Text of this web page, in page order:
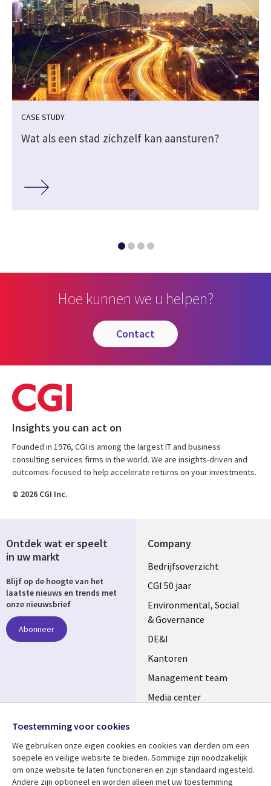
CASE STUDY
Wat als een stad zichzelf kan aansturen?
Hoe kunnen we u helpen?
contact
Insights you can act on
Founded in 1976, CGI is among the largest IT and business
consulting services firms in the world. We are insights-driven and
outcomes-focused to help accelerate returns on your investments.
© 2026 CGI Inc.
Company
Useful
links
NETHERLANDS
Bedrijfsoverzicht
CGI 50 jaar
Environmental, Social
& Governance
DE&I
Kantoren
Management team
Media center
Ontdek wat er speelt
in uw markt
Blijf op de hoogte van het
laatste nieuws en trends met
onze nieuwsbrief
Abonneer
Media
NETHERLANDS
Toestemming voor cookies
We gebruiken onze eigen cookies en cookies van derden om een ​​
soepele en veilige website te bieden. Sommige zijn noodzakelijk
om onze website te laten functioneren en zijn standaard ingesteld.
Andere zijn optioneel en worden alleen met uw toestemming